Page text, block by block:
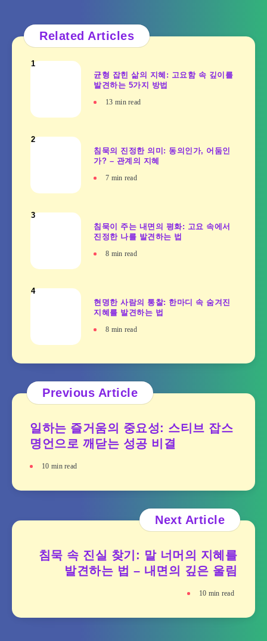
Related Articles
1
균형 잡힌 삶의 지혜: 고요함 속 깊이를
발견하는 5가지 방법
13 min read
2
침묵의 진정한 의미: 동의인가, 어둠인
가? – 관계의 지혜
7 min read
3
침묵이 주는 내면의 평화: 고요 속에서
진정한 나를 발견하는 법
8 min read
4
현명한 사람의 통찰: 한마디 속 숨겨진
지혜를 발견하는 법
8 min read
Previous Article
일하는 즐거움의 중요성: 스티브 잡스
명언으로 깨닫는 성공 비결
10 min read
Next Article
침묵 속 진실 찾기: 말 너머의 지혜를
발견하는 법 – 내면의 깊은 울림
10 min read